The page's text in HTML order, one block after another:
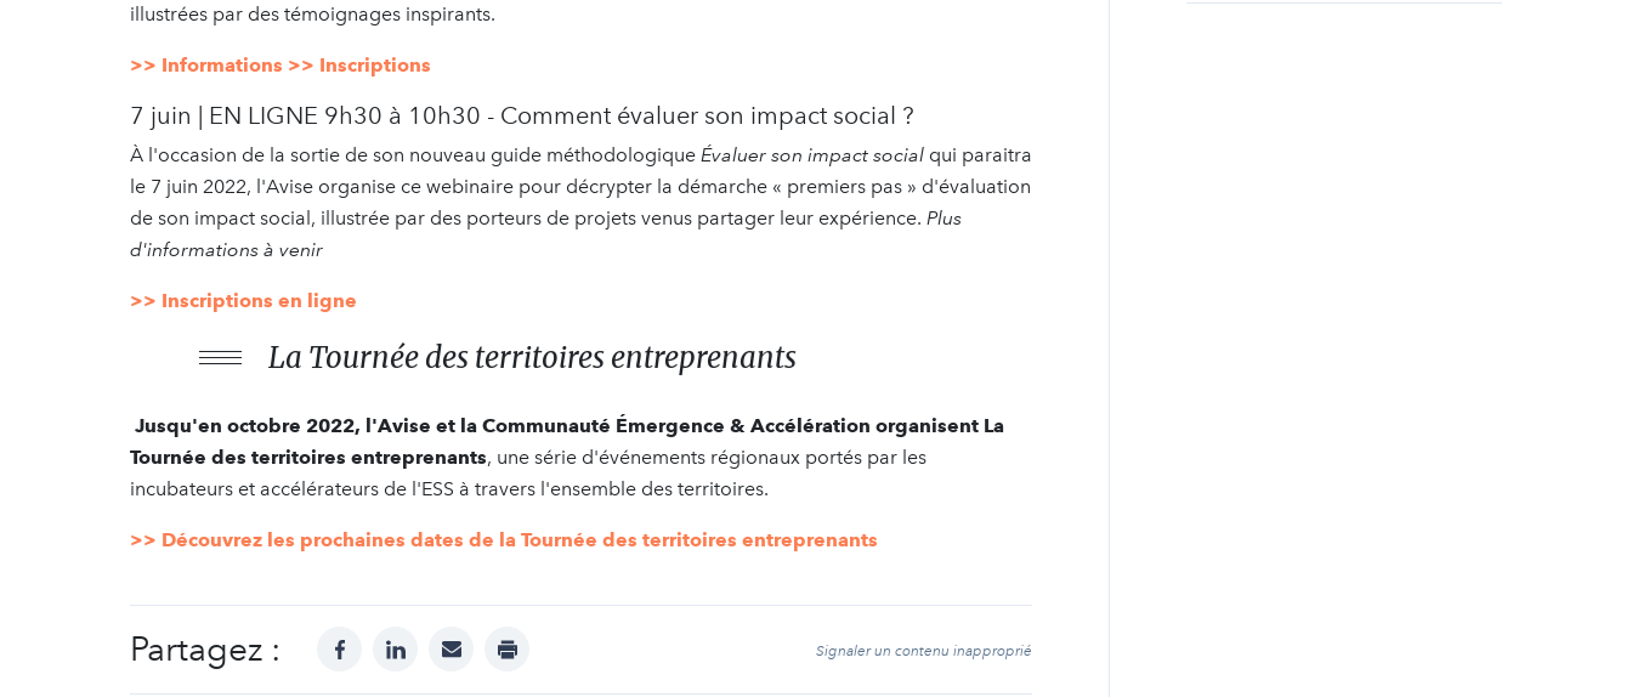
illustrées par des témoignages inspirants.
>> Informations >> Inscriptions
7 juin | EN LIGNE 9h30 à 10h30 - Comment évaluer son impact social ?
À l'occasion de la sortie de son nouveau guide méthodologique Évaluer son impact social qui paraitra
le 7 juin 2022, l'Avise organise ce webinaire pour décrypter la démarche « premiers pas » d'évaluation
de son impact social, illustrée par des porteurs de projets venus partager leur expérience. Plus
d'informations à venir
>> Inscriptions en ligne
La Tournée des territoires entreprenants
Jusqu'en octobre 2022, l'Avise et la Communauté Émergence & Accélération organisent La
Tournée des territoires entreprenants, une série d'événements régionaux portés par les
incubateurs et accélérateurs de l'ESS à travers l'ensemble des territoires.
>> Découvrez les prochaines dates de la Tournée des territoires entreprenants
Partagez : facebooklinkedinmail print Signaler un contenu inapproprié